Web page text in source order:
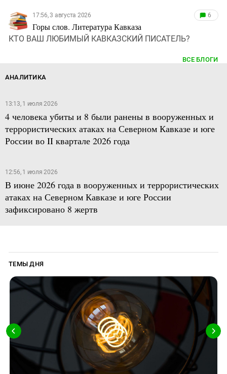
17:56, 3 августа 2026
Горы слов. Литература Кавказа
6
КТО ВАШ ЛЮБИМЫЙ КАВКАЗСКИЙ ПИСАТЕЛЬ?
ВСЕ БЛОГИ
АНАЛИТИКА
13:13, 1 июля 2026
4 человека убиты и 8 были ранены в вооруженных и
террористических атаках на Северном Кавказе и юге
России во II квартале 2026 года
12:56, 1 июля 2026
В июне 2026 года в вооруженных и террористических
атаках на Северном Кавказе и юге России
зафиксировано 8 жертв
ТЕМЫ ДНЯ